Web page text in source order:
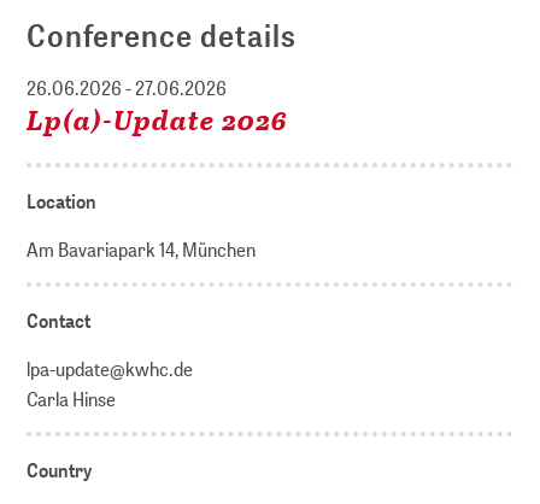
Conference details
26.06.2026 - 27.06.2026
Lp(a)-Update 2026
Location
Am Bavariapark 14, München
Contact
lpa-update@kwhc.de
Carla Hinse
Country